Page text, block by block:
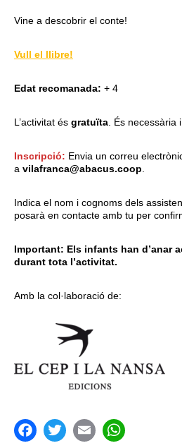
Vine a descobrir el conte!
Vull el llibre!
Edat recomanada: + 4
L’activitat és gratuïta. És necessària
Inscripció: Envia un correu
a vilafranca@abacus.coop.
Indica el nom i cognoms dels
posarà en contacte amb tu per
Important: Els infants han d’anar
durant tota l’activitat.
Amb la col·laboració de: